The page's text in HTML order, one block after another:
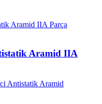
Aramid IIA